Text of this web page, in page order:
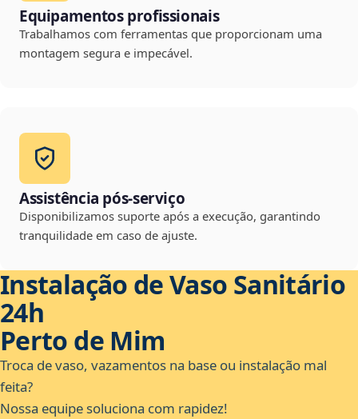
Equipamentos profissionais
Trabalhamos com ferramentas que proporcionam uma
montagem segura e impecável.
Assistência pós-serviço
Disponibilizamos suporte após a execução, garantindo
tranquilidade em caso de ajuste.
Instalação de Vaso Sanitário
24h
Perto de Mim
Troca de vaso, vazamentos na base ou instalação mal
feita?
Nossa equipe soluciona com rapidez!